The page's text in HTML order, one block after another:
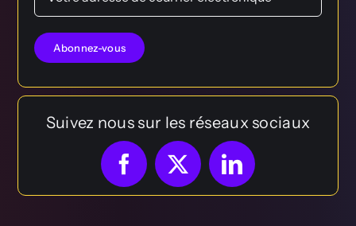
Suivez nous sur les réseaux sociaux